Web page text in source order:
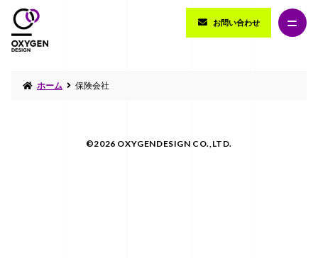
お問い合わせ
ホーム 保険会社
©2026 OXYGENDESIGN CO.,LTD.